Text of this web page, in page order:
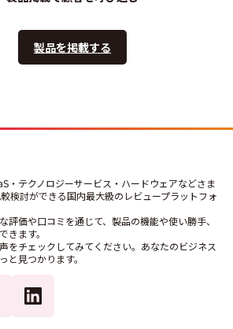
製品を掲載する
・テクノロジーサービス・ハードウェアなどさま
検討ができる国内最大級のレビュープラットフォ
評価や口コミを通じて、製品の機能や使い勝手、
きます。
をチェックしてみてください。あなたのビジネス
と見つかります。